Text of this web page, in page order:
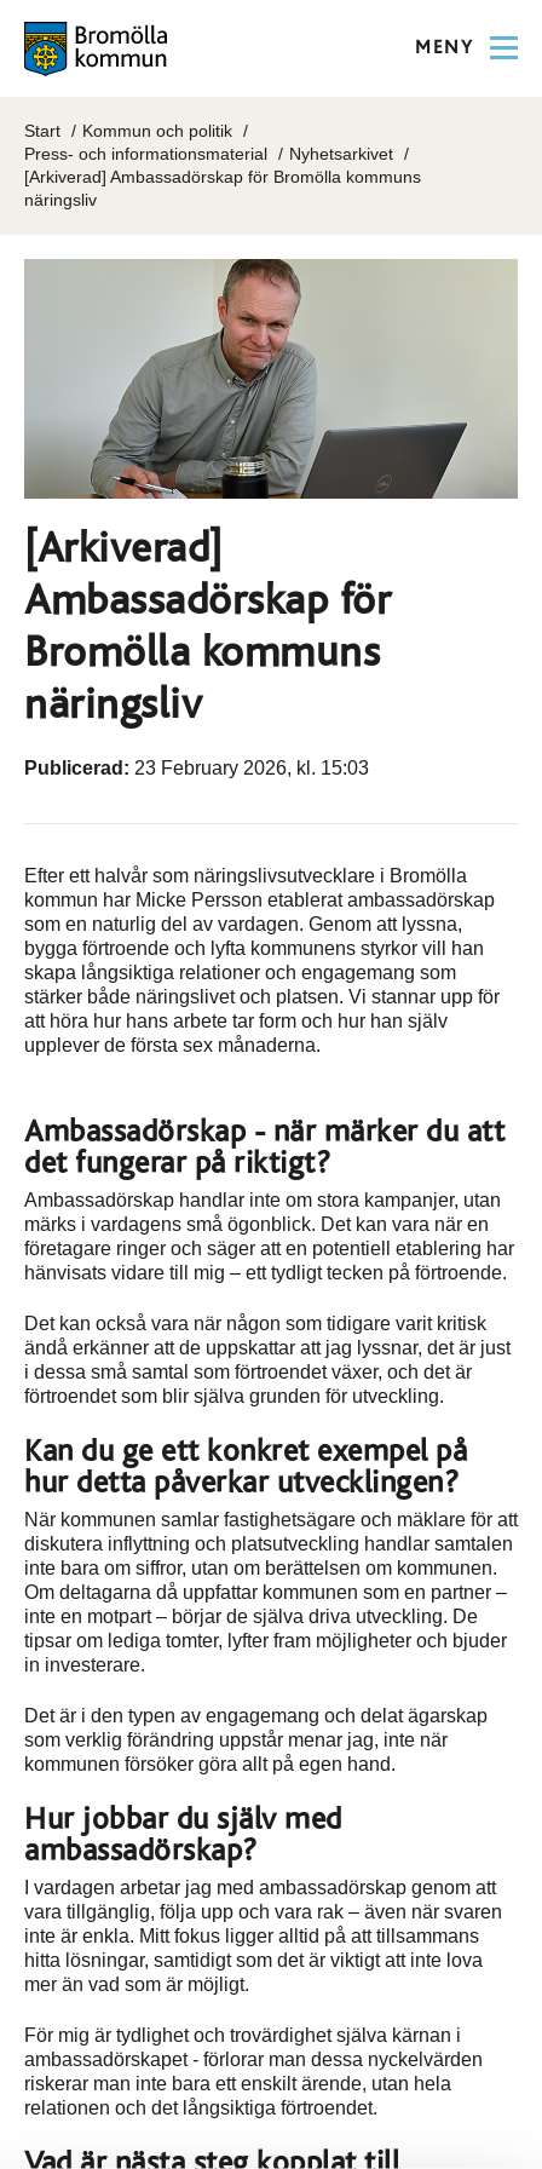
MENY
Start
Kommun och politik
Press- och informationsmaterial
Nyhetsarkivet
[Arkiverad] Ambassadörskap för Bromölla kommuns
näringsliv
[Arkiverad]
Ambassadörskap för
Bromölla kommuns
näringsliv
Publicerad: 23 February 2026, kl. 15:03
Efter ett halvår som näringslivsutvecklare i Bromölla
kommun har Micke Persson etablerat ambassadörskap
som en naturlig del av vardagen. Genom att lyssna,
bygga förtroende och lyfta kommunens styrkor vill han
skapa långsiktiga relationer och engagemang som
stärker både näringslivet och platsen. Vi stannar upp för
att höra hur hans arbete tar form och hur han själv
upplever de första sex månaderna.
Ambassadörskap - när märker du att
det fungerar på riktigt?
Ambassadörskap handlar inte om stora kampanjer, utan
märks i vardagens små ögonblick. Det kan vara när en
företagare ringer och säger att en potentiell etablering har
hänvisats vidare till mig – ett tydligt tecken på förtroende.
Det kan också vara när någon som tidigare varit kritisk
ändå erkänner att de uppskattar att jag lyssnar, det är just
i dessa små samtal som förtroendet växer, och det är
förtroendet som blir själva grunden för utveckling.
Kan du ge ett konkret exempel på
hur detta påverkar utvecklingen?
När kommunen samlar fastighetsägare och mäklare för att
diskutera inflyttning och platsutveckling handlar samtalen
inte bara om siffror, utan om berättelsen om kommunen.
Om deltagarna då uppfattar kommunen som en partner –
inte en motpart – börjar de själva driva utveckling. De
tipsar om lediga tomter, lyfter fram möjligheter och bjuder
in investerare.
Det är i den typen av engagemang och delat ägarskap
som verklig förändring uppstår menar jag, inte när
kommunen försöker göra allt på egen hand.
Hur jobbar du själv med
ambassadörskap?
I vardagen arbetar jag med ambassadörskap genom att
vara tillgänglig, följa upp och vara rak – även när svaren
inte är enkla. Mitt fokus ligger alltid på att tillsammans
hitta lösningar, samtidigt som det är viktigt att inte lova
mer än vad som är möjligt.
För mig är tydlighet och trovärdighet själva kärnan i
ambassadörskapet - förlorar man dessa nyckelvärden
riskerar man inte bara ett enskilt ärende, utan hela
relationen och det långsiktiga förtroendet.